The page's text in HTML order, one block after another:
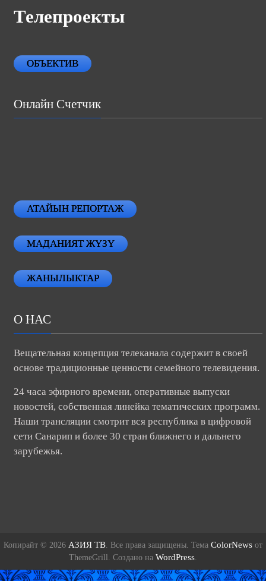
Телепроекты
ОБЪЕКТИВ
Онлайн Счетчик
АТАЙЫН РЕПОРТАЖ
МАДАНИЯТ ЖҮЗҮ
ЖАНЫЛЫКТАР
О НАС
Вещательная концепция телеканала содержит в своей
основе традиционные ценности семейного телевидения.
24 часа эфирного времени, оперативные выпуски
новостей, собственная линейка тематических программ.
Наши трансляции смотрит вся республика в цифровой
сети Санарип и более 30 стран ближнего и дальнего
зарубежья.
Копирайт © 2026 АЗИЯ ТВ . Все права защищены. Тема ColorNews от
ThemeGrill. Создано на WordPress